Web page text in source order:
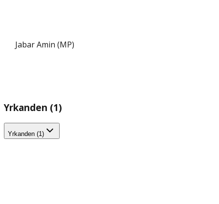
Jabar Amin (MP)
Yrkanden (1)
Yrkanden (1)